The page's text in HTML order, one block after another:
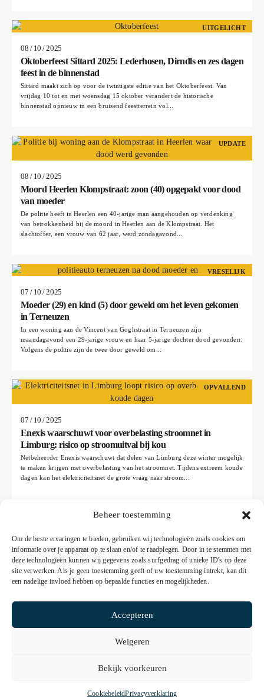
Beheer toestemming
Om de beste ervaringen te bieden, gebruiken wij technologieën zoals cookies om
informatie over je apparaat op te slaan en/of te raadplegen. Door in te stemmen met
deze technologieën kunnen wij gegevens zoals surfgedrag of unieke ID's op deze
site verwerken. Als je geen toestemming geeft of uw toestemming intrekt, kan dit
een nadelige invloed hebben op bepaalde functies en mogelijkheden.
Accepteren
Weigeren
Bekijk voorkeuren
CookiebeleidPrivacyverklaring
UITGELICHT
08 / 10 / 2025
Oktoberfeest Sittard 2025: Lederhosen, Dirndls en zes dagen
feest in de binnenstad
Sittard maakt zich op voor de twintigste editie van het Oktoberfeest. Van
vrijdag 10 tot en met woensdag 15 oktober verandert de historische
binnenstad opnieuw in een bruisend feestterrein vol...
UPDATE
08 / 10 / 2025
Moord Heerlen Klompstraat: zoon (40) opgepakt voor dood
van moeder
De politie heeft in Heerlen een 40-jarige man aangehouden op verdenking
van betrokkenheid bij de moord in Heerlen aan de Klompstraat. Het
slachtoffer, een vrouw van 62 jaar, werd zondagavond...
VRESELIJK
07 / 10 / 2025
Moeder (29) en kind (5) door geweld om het leven gekomen
in Terneuzen
In een woning aan de Vincent van Goghstraat in Terneuzen zijn
maandagavond een 29-jarige vrouw en haar 5-jarige dochter dood gevonden.
Volgens de politie zijn de twee door geweld om...
OPVALLEND
07 / 10 / 2025
Enexis waarschuwt voor overbelasting stroomnet in
Limburg: risico op stroomuitval bij kou
Netbeheerder Enexis waarschuwt dat delen van Limburg deze winter mogelijk
te maken krijgen met overbelasting van het stroomnet. Tijdens extreem koude
dagen kan het elektriciteitsnet de grote vraag naar stroom...